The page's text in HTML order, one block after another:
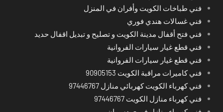
فني طباخات الكويت وأفران في المنزل
فني غسالات هندي فوري
فني فتح أقفال مدينة الكويت و تصليح و تبديل اقفال حديد
فني قطع غيار سيارات الفروانية
فني قطع غيار سيارات الفروانية
فني كاميرات مراقبة الكويت 90905153
فني كهرباء الكويت كهربائي منازل 97446767
فني كهرباء منازل الكويت 97446767